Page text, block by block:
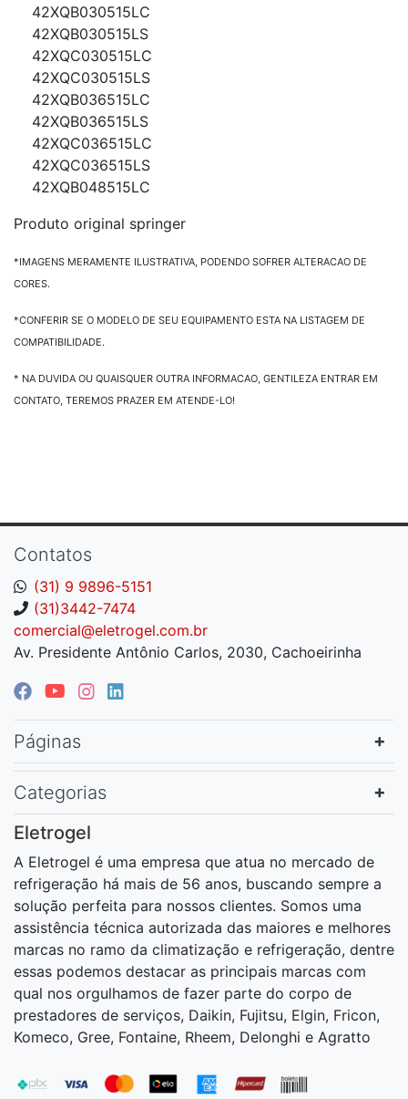
42XQB030515LC
42XQB030515LS
42XQC030515LC
42XQC030515LS
42XQB036515LC
42XQB036515LS
42XQC036515LC
42XQC036515LS
42XQB048515LC
Produto original springer
*IMAGENS MERAMENTE ILUSTRATIVA, PODENDO SOFRER ALTERACAO DE
CORES.
*CONFERIR SE O MODELO DE SEU EQUIPAMENTO ESTA NA LISTAGEM DE
COMPATIBILIDADE.
* NA DUVIDA OU QUAISQUER OUTRA INFORMACAO, GENTILEZA ENTRAR EM
CONTATO, TEREMOS PRAZER EM ATENDE-LO!
Contatos
(31) 9 9896-5151
(31)3442-7474
comercial@eletrogel.com.br
Av. Presidente Antônio Carlos, 2030, Cachoeirinha
Páginas
Categorias
Eletrogel
A Eletrogel é uma empresa que atua no mercado de
refrigeração há mais de 56 anos, buscando sempre a
solução perfeita para nossos clientes. Somos uma
assistência técnica autorizada das maiores e melhores
marcas no ramo da climatização e refrigeração, dentre
essas podemos destacar as principais marcas com
qual nos orgulhamos de fazer parte do corpo de
prestadores de serviços, Daikin, Fujitsu, Elgin, Fricon,
Komeco, Gree, Fontaine, Rheem, Delonghi e Agratto